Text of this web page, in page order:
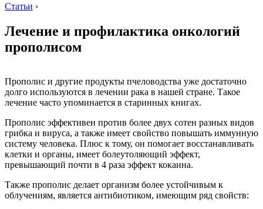
Статьи ›
Лечение и профилактика онкологий
прополисом
Прополис и другие продукты пчеловодства уже достаточно
долго используются в лечении рака в нашей стране. Такое
лечение часто упоминается в старинных книгах.
Прополис эффективен против более двух сотен разных видов
грибка и вируса, а также имеет свойство повышать иммунную
систему человека. Плюс к тому, он помогает восстанавливать
клетки и органы, имеет болеутоляющий эффект,
превышающий почти в 4 раза эффект кокаина.
Также прополис делает организм более устойчивым к
облучениям, является антибиотиком, имеющим ряд свойств: